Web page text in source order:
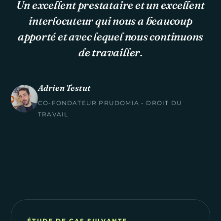
Un excellent prestataire et un excellent
interlocuteur qui nous a beaucoup
apporté et avec lequel nous continuons
de travailler.
Adrien Testut
CO-FONDATEUR PRUDOMIA - DROIT DU
TRAVAIL